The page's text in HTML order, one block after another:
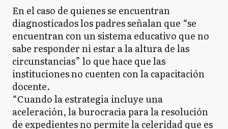
En el caso de quienes se encuentran
diagnosticados los padres señalan que “se
encuentran con un sistema educativo que no
sabe responder ni estar a la altura de las
circunstancias” lo que hace que las
instituciones no cuenten con la capacitación
docente.
“Cuando la estrategia incluye una
aceleración, la burocracia para la resolución
de expedientes no permite la celeridad que es